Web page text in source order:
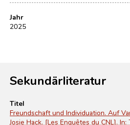
Jahr
2025
Sekundärliteratur
Titel
Freundschaft und Individuation. Auf
Josie Hack. [Les Enquêtes du CNL].